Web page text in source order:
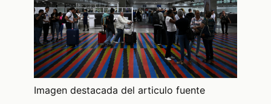
Imagen destacada del articulo fuente